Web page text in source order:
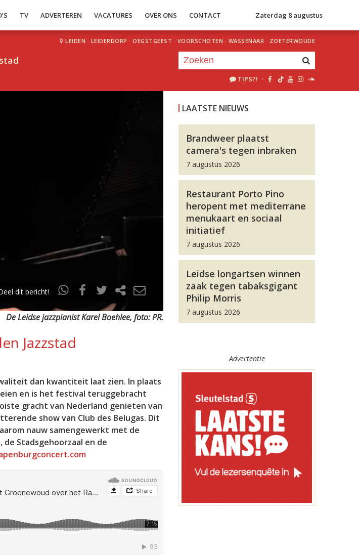
TV ADVERTEREN VACATURES OVER ONS CONTACT Zaterdag 8 augustus
LEIDEN · LEIDERDORP · OEGSTGEEST · VOORSCHOTEN · WASSENAAR · ZOETERWOUDE
TIPS?! ·
dit bericht!
De Leidse jazzpianist Karel Boehlee, foto: PR.
Jazzstad
dan kwantiteit laat zien. In plaats
en is het festival teruggebracht
gracht van Nederland genieten van
show van Club des Belugas. Dit
nauw samengewerkt met de
de Stadsgehoorzaal en de
LAATSTE NIEUWS
Brandweer plaatst
camera's tegen inbraken
7 augustus 2026
Restaurant Porto Pino
heropent met mediterrane
menukaart en sociaal
initiatief
7 augustus 2026
Leidse longartsen winnen
zaak tegen tabaksgigant
Philip Morris
7 augustus 2026
Advertentie